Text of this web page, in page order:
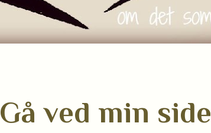
Gå ved min side